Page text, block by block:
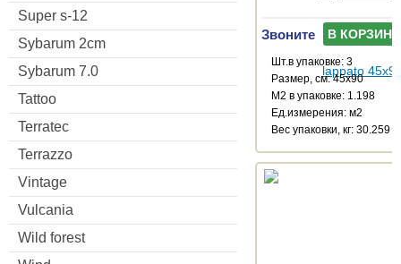
Super s-12
Sybarum 2cm
Sybarum 7.0
Tattoo
Terratec
Terrazzo
Vintage
Vulcania
Wild forest
Звоните В КОРЗИНУ
Шт.в упаковке: 3
Размер, см: 45x90
М2 в упаковке: 1.198
Ед.измерения: м2
Веc упаковки, кг: 30.259